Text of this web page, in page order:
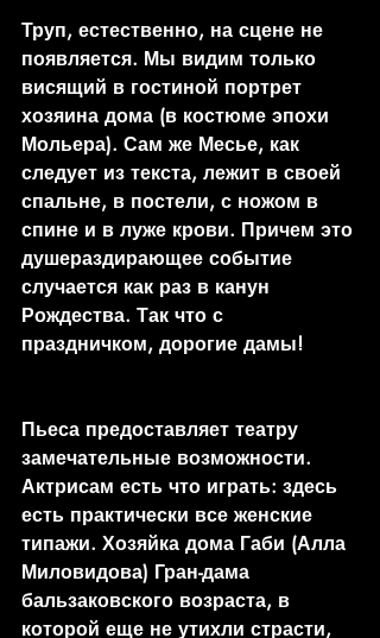
Труп, естественно, на сцене не
появляется. Мы видим только
висящий в гостиной портрет
хозяина дома (в костюме эпохи
Мольера). Сам же Месье, как
следует из текста, лежит в своей
спальне, в постели, с ножом в
спине и в луже крови. Причем это
душераздирающее событие
случается как раз в канун
Рождества. Так что с
праздничком, дорогие дамы!
Пьеса предоставляет театру
замечательные возможности.
Актрисам есть что играть: здесь
есть практически все женские
типажи. Хозяйка дома Габи (Алла
Миловидова) Гран-дама
бальзаковского возраста, в
которой еще не утихли страсти,